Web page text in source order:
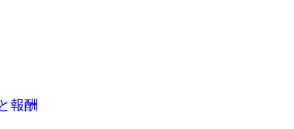
報酬